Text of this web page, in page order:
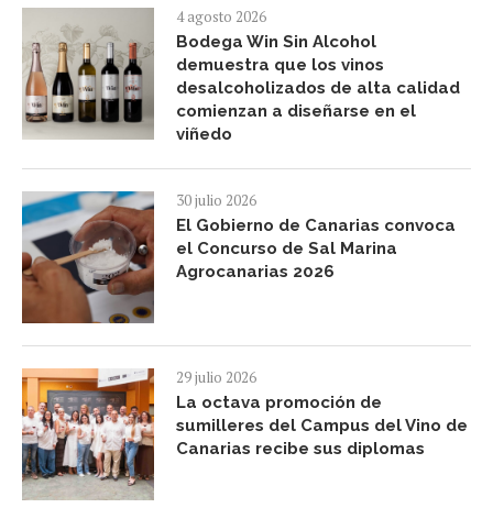
4 agosto 2026
Bodega Win Sin Alcohol
demuestra que los vinos
desalcoholizados de alta calidad
comienzan a diseñarse en el
viñedo
30 julio 2026
El Gobierno de Canarias convoca
el Concurso de Sal Marina
Agrocanarias 2026
29 julio 2026
La octava promoción de
sumilleres del Campus del Vino de
Canarias recibe sus diplomas